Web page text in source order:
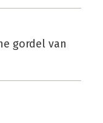
gordel van